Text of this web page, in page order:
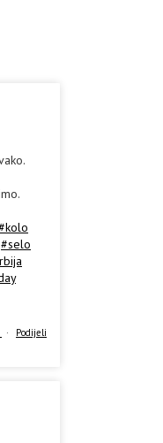
#selo
· Podijeli